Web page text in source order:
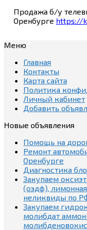
Продажа б/у
Оренбурге https://
Меню
Главная
Контакты
Карта сайта
Политика
Личный кабинет
Добавить
Новые объявления
Помощь на
Ремонт
Оренбурге
Диагностика
Закупаем
(оэдф),
неликвиды по
Закупаем
молибдат